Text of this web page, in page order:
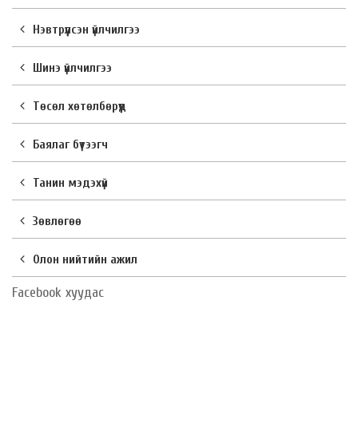
Нэвтрүүлсэн үйлчилгээ
Шинэ үйлчилгээ
Төсөл хөтөлбөрүүд
Баялаг бүтээгч
Танин мэдэхүй
Зөвлөгөө
Олон нийтийн ажил
Facebook хуудас